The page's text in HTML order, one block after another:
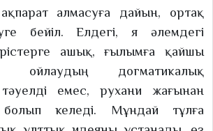
алмасуға дайын, ортақ
бейіл. Елдегі, я әлемдегі
ашық, ғылымға қайшы
догматикалық
емес, рухани жағынан
келеді. Мұндай тұлға